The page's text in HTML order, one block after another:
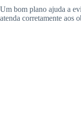
Um bom plano ajuda a
atenda corretamente aos